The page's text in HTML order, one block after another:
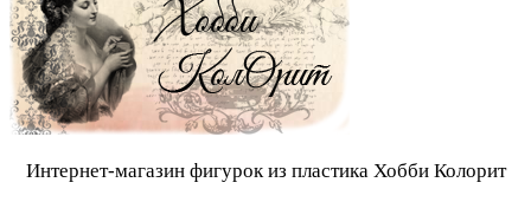
Интернет-магазин фигурок из пластика Хобби Колорит